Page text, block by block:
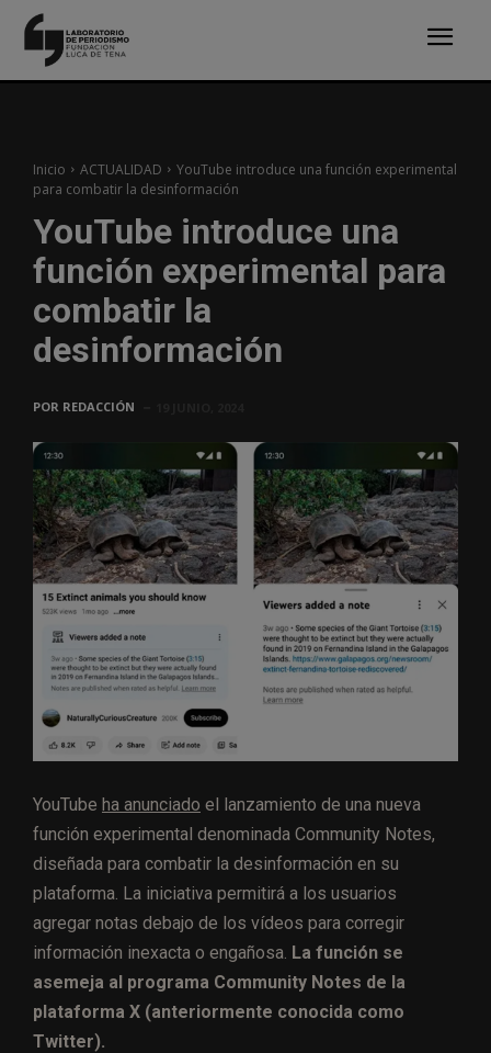
Inicio ACTUALIDAD
YouTube introduce una función experimental
para combatir la desinformación
YouTube introduce una
función experimental para
combatir la
desinformación
POR REDACCIÓN
YouTube ha anunciado el lanzamiento de una nueva
función experimental denominada Community Notes,
diseñada para combatir la desinformación en su
plataforma. La iniciativa permitirá a los usuarios
agregar notas debajo de los vídeos para corregir
información inexacta o engañosa. La función se
asemeja al programa Community Notes de la
plataforma X (anteriormente conocida como
Twitter).